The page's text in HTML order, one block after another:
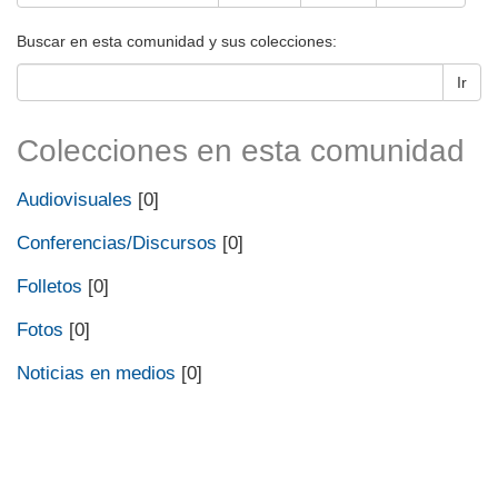
Buscar en esta comunidad y sus colecciones:
Ir
Colecciones en esta comunidad
Audiovisuales [0]
Conferencias/Discursos [0]
Folletos [0]
Fotos [0]
Noticias en medios [0]